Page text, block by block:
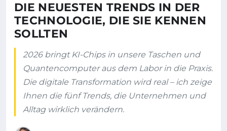
DIE NEUESTEN TRENDS IN DER
TECHNOLOGIE, DIE SIE KENNEN
SOLLTEN
2026 bringt KI-Chips in unsere Taschen und
Quantencomputer aus dem Labor in die Praxis.
Die digitale Transformation wird real – ich zeige
Ihnen die fünf Trends, die Unternehmen und
Alltag wirklich verändern.